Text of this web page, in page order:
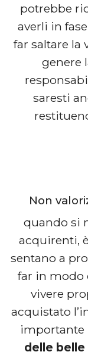
potrebbe
averli in
far saltare la
genere
saresti
Non
quando si
acquirenti,
sentano a
far in modo
vivere
acquistato
importante
delle